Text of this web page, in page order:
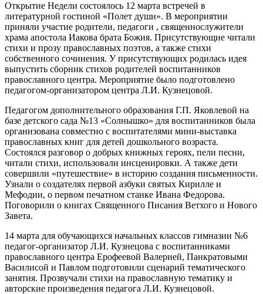
Открытие Недели состоялось 12 марта встречей в
литературной гостиной «Полет души». В мероприятии
приняли участие родители, педагоги , священнослужители
храма апостола Иакова брата Божия. Присутствующие читали
стихи и прозу православных поэтов, а также стихи
собственного сочинения. У присутствующих родилась идея
выпустить сборник стихов родителей воспитанников
православного центра. Мероприятие было подготовлено
педагогом-организатором центра Л.И. Кузнецовой.
Педагогом дополнительного образования Г.П. Яковлевой на
базе детского сада №13 «Солнышко» для воспитанников была
организована совместно с воспитателями мини-выставка
православных книг для детей дошкольного возраста.
Состоялся разговор о добрых книжных героях, пели песни,
читали стихи, использовали инсценировки. А также дети
совершили «путешествие» в историю создания письменности.
Узнали о создателях первой азбуки святых Кирилле и
Мефодии, о первом печатном станке Ивана Федорова.
Поговорили о книгах Священного Писания Ветхого и Нового
Завета.
14 марта для обучающихся начальных классов гимназии №6
педагог-организатор Л.И. Кузнецова с воспитанниками
православного центра Ерофеевой Валерией, Панкратовыми
Василисой и Павлом подготовили сценарий тематического
занятия. Прозвучали стихи на православную тематику и
авторские произведения педагога Л.И. Кузнецовой.